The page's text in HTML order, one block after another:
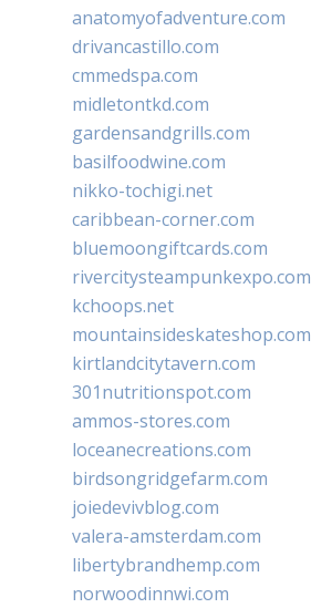
anatomyofadventure.com
drivancastillo.com
cmmedspa.com
midletontkd.com
gardensandgrills.com
basilfoodwine.com
nikko-tochigi.net
caribbean-corner.com
bluemoongiftcards.com
rivercitysteampunkexpo.com
kchoops.net
mountainsideskateshop.com
kirtlandcitytavern.com
301nutritionspot.com
ammos-stores.com
loceanecreations.com
birdsongridgefarm.com
joiedevivblog.com
valera-amsterdam.com
libertybrandhemp.com
norwoodinnwi.com